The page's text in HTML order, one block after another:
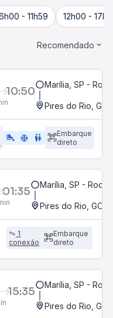
- 11h59 12h00 -
Recomendado
10:50 Marília, SP -
Pires do Rio, GO
airline_seat_legroom_extra ac_unit WC
Embarque
direto
01:35 Marília, SP -
Pires do Rio, GO -
1
conexão
Embarque
direto
15:35 Marília, SP -
Pires do Rio, GO